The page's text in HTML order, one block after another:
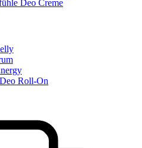
Deo Creme
Roll-On